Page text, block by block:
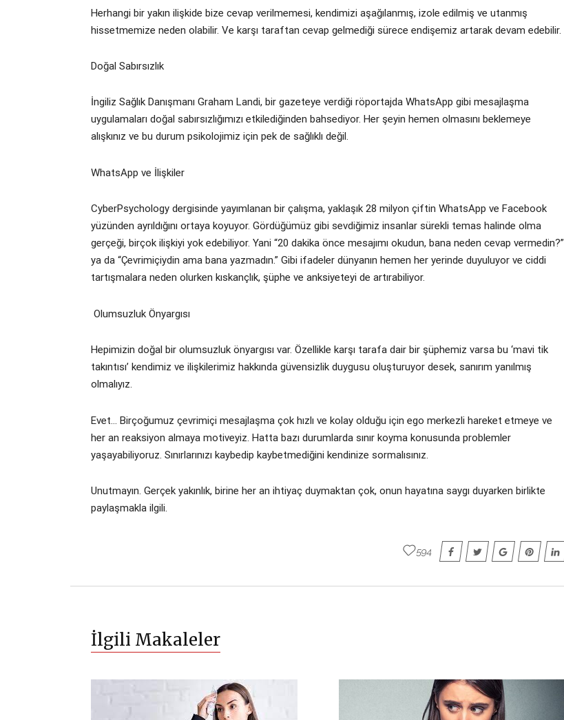
Herhangi bir yakın ilişkide bize cevap verilmemesi, kendimizi aşağılanmış, izole edilmiş ve utanmış
hissetmemize neden olabilir. Ve karşı taraftan cevap gelmediği sürece endişemiz artarak devam edebilir.
Doğal Sabırsızlık
İngiliz Sağlık Danışmanı Graham Landi, bir gazeteye verdiği röportajda WhatsApp gibi mesajlaşma
uygulamaları doğal sabırsızlığımızı etkilediğinden bahsediyor. Her şeyin hemen olmasını beklemeye
alışkınız ve bu durum psikolojimiz için pek de sağlıklı değil.
WhatsApp ve İlişkiler
CyberPsychology dergisinde yayımlanan bir çalışma, yaklaşık 28 milyon çiftin WhatsApp ve Facebook
yüzünden ayrıldığını ortaya koyuyor. Gördüğümüz gibi sevdiğimiz insanlar sürekli temas halinde olma
gerçeği, birçok ilişkiyi yok edebiliyor. Yani “20 dakika önce mesajımı okudun, bana neden cevap vermedin?”
ya da “Çevrimiçiydin ama bana yazmadın.” Gibi ifadeler dünyanın hemen her yerinde duyuluyor ve ciddi
tartışmalara neden olurken kıskançlık, şüphe ve anksiyeteyi de artırabiliyor.
Olumsuzluk Önyargısı
Hepimizin doğal bir olumsuzluk önyargısı var. Özellikle karşı tarafa dair bir şüphemiz varsa bu ‘mavi tik
takıntısı’ kendimiz ve ilişkilerimiz hakkında güvensizlik duygusu oluşturuyor desek, sanırım yanılmış
olmalıyız.
Evet… Birçoğumuz çevrimiçi mesajlaşma çok hızlı ve kolay olduğu için ego merkezli hareket etmeye ve
her an reaksiyon almaya motiveyiz. Hatta bazı durumlarda sınır koyma konusunda problemler
yaşayabiliyoruz. Sınırlarınızı kaybedip kaybetmediğini kendinize sormalısınız.
Unutmayın. Gerçek yakınlık, birine her an ihtiyaç duymaktan çok, onun hayatına saygı duyarken birlikte
paylaşmakla ilgili.
594
İlgili Makaleler